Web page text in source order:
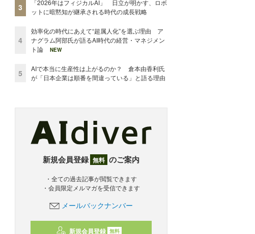
3
「2026年はフィジカルAI」 日立が明かす、ロボ
ットに暗黙知が継承される時代の成長戦略
4
効率化の時代にあえて“超属人化”を選ぶ理由 ア
ナグラム阿部氏が語るAI時代の経営・マネジメン
ト論
NEW
5
AIで本当に生産性は上がるのか？ 倉本由香利氏
が「日本企業は順番を間違っている」と語る理由
新規会員登録 無料 のご案内
・全ての過去記事が閲覧できます
・会員限定メルマガを受信できます
メールバックナンバー
新規会員登録 無料